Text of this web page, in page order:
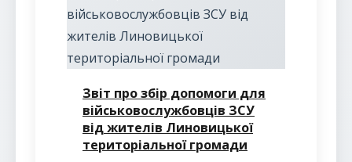
Звіт про збір допомоги для
військовослужбовців ЗСУ
від жителів Линовицької
територіальної громади